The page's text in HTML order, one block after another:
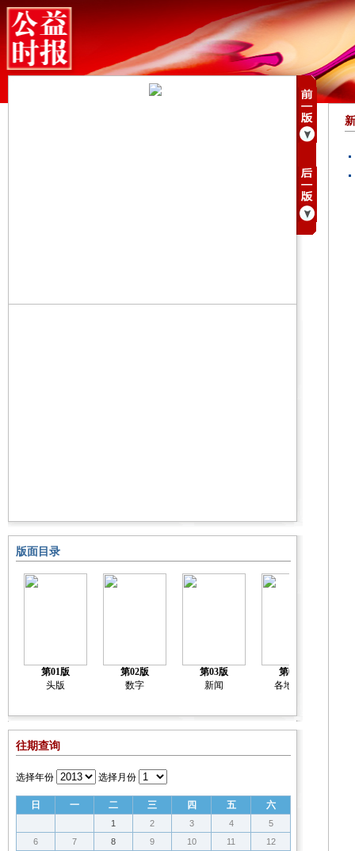
版面目录
第01版
头版
第02版
数字
第03版
新闻
第04版
各地新闻
往期查询
选择年份 选择月份
日 一 二 三 四 五 六
1 2 3 4
5
6
7 8 9 10 11
12